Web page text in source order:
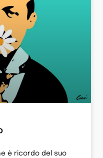
è ricordo del suo